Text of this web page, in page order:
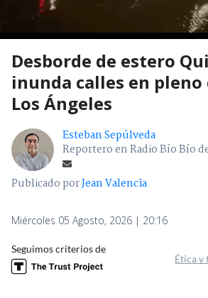
Desborde de estero
inunda calles en
Los Ángeles
Esteban Sepúlveda
Reportero en Radio Bío Bío
Publicado porJean Valencia
Miércoles 05 Agosto, 2026 | 20:16
Seguimos criterios de
Ética y